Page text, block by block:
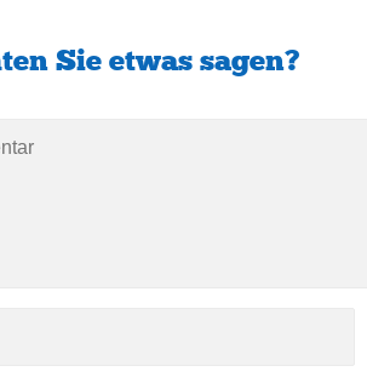
Sie etwas sagen?